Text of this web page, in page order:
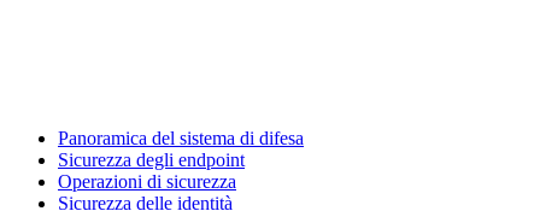
Panoramica del sistema di difesa
Sicurezza degli endpoint
Operazioni di sicurezza
Sicurezza delle identità